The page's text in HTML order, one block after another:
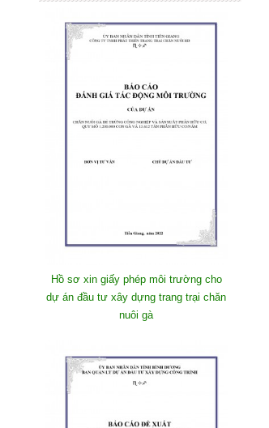
Hồ sơ xin giấy phép môi trường cho
dự án đầu tư xây dựng trang trại chăn
nuôi gà